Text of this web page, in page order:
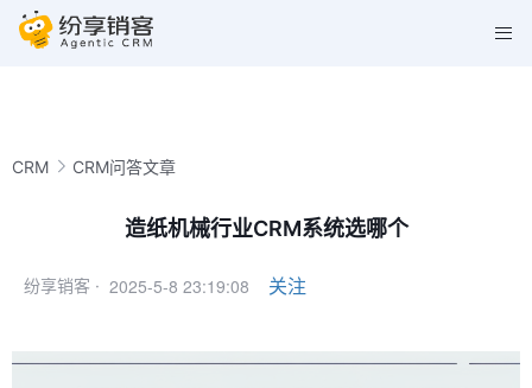
CRM CRM问答文章
造纸机械行业CRM系统选哪个
纷享销客 · 2025-5-8 23:19:08 关注